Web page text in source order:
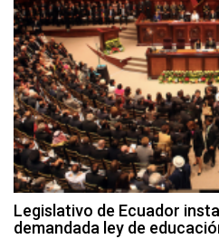
Legislativo de Ecuador
demandada ley de